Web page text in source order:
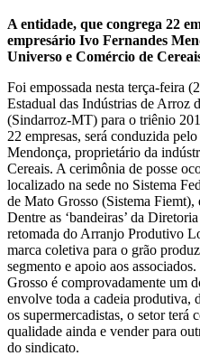
A entidade, que congrega 22
empresário Ivo Fernandes
Universo e Comércio de
Foi empossada nesta terça-feira
Estadual das Indústrias de Arroz
(Sindarroz-MT) para o triênio
22 empresas, será conduzida
Mendonça, proprietário da
Cereais. A cerimônia de posse
localizado na sede no Sistema
de Mato Grosso (Sistema Fiemt),
Dentre as ‘bandeiras’ da
retomada do Arranjo Produtivo
marca coletiva para o grão
segmento e apoio aos
Grosso é comprovadamente um
envolve toda a cadeia produtiva,
os supermercadistas, o setor terá
qualidade ainda e vender para
do sindicato.